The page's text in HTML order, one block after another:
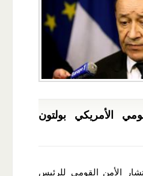
الأمريكي بولتون
الأمن القومي للرئيس